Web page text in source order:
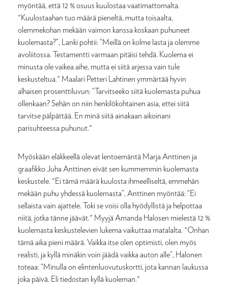
myöntää, että 12 % osuus kuulostaa vaatimattomalta.
"Kuulostaahan tuo määrä pieneltä, mutta toisaalta,
olemmekohan mekään vaimon kanssa koskaan puhuneet
kuolemasta?”, Lanki pohtii: “Meillä on kolme lasta ja olemme
avoliitossa. Testamentti varmaan pitäisi tehdä. Kuolema ei
minusta ole vaikea aihe, mutta ei siitä arjessa vain tule
keskusteltua." Maalari Petteri Lahtinen ymmärtää hyvin
alhaisen prosenttiluvun: “Tarvitseeko siitä kuolemasta puhua
ollenkaan? Sehän on niin henkilökohtainen asia, ettei siitä
tarvitse pälpättää. En minä siitä ainakaan aikoinani
parisuhteessa puhunut."
Myöskään eläkkeellä olevat lentoemäntä Marja Anttinen ja
graafikko Juha Anttinen eivät sen kummemmin kuolemasta
keskustele. "Ei tämä määrä kuulosta ihmeelliseltä, emmehän
mekään puhu yhdessä kuolemasta”, Anttinen myöntää: “Ei
sellaista vain ajattele. Toki se voisi olla hyödyllistä ja helpottaa
niitä, jotka tänne jäävät." Myyjä Amanda Halosen mielestä 12 %
kuolemasta keskustelevien lukema vaikuttaa matalalta. "Onhan
tämä aika pieni määrä. Vaikka itse olen optimisti, olen myös
realisti, ja kyllä minäkin voin jäädä vaikka auton alle”, Halonen
toteaa: “Minulla on elintenluovutuskortti, jota kannan laukussa
joka päivä. Eli tiedostan kyllä kuoleman."